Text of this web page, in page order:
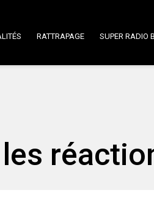
RATTRAPAGE SUPER RADIO